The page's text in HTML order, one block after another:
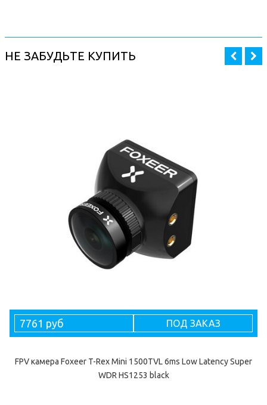
НЕ ЗАБУДЬТЕ КУПИТЬ
7761 руб ПОД ЗАКАЗ
FPV камера Foxeer T-Rex Mini 1500TVL 6ms Low Latency Super
WDR HS1253 black